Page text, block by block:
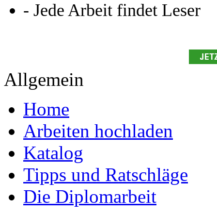
- Jede Arbeit findet Leser
Allgemein
Home
Arbeiten hochladen
Katalog
Tipps und Ratschläge
Die Diplomarbeit